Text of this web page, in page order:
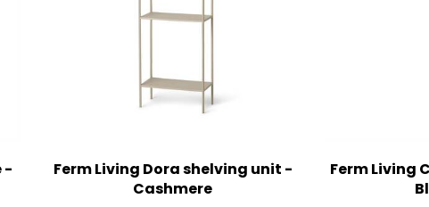
-
Ferm Living Dora shelving unit -
Cashmere
Ferm Living